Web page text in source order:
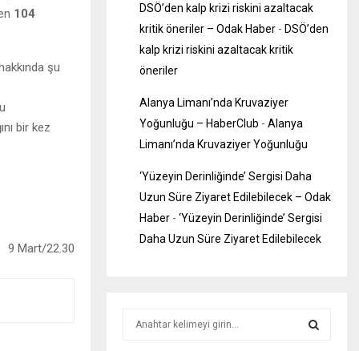
104
şu
bir kez
9 Mart/22.30
DSÖ’den kalp krizi riskini azaltacak
kritik öneriler – Odak Haber - DSÖ’den
kalp krizi riskini azaltacak kritik
öneriler
Alanya Limanı’nda Kruvaziyer
Yoğunluğu – HaberClub - Alanya
Limanı’nda Kruvaziyer Yoğunluğu
‘Yüzeyin Derinliğinde’ Sergisi Daha
Uzun Süre Ziyaret Edilebilecek – Odak
Haber - ‘Yüzeyin Derinliğinde’ Sergisi
Daha Uzun Süre Ziyaret Edilebilecek